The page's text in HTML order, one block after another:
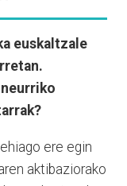
euskaltzale
ere egin
aktibaziorako